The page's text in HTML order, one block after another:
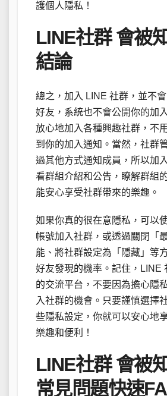
護個人隱私！
LINE社群 會被
結論
總之，加入 LINE 社群，並不
好友，系統也不會公開你的加
放心地加入各種興趣社群，不
到你的加入通知。當然，社群
過其他方式通知成員，所以加
看群組介紹和公告，瞭解群組
能安心享受社群帶來的樂趣。
如果你真的很在意隱私，可以
帳號加入社群，或透過關閉「
能、將社群設定為「隱藏」等
好友發現的機率。記住，LINE
的交流平台，不要因為擔心隱
入社群的機會。只要謹慎選擇
些隱私設定，你就可以安心地
樂趣和便利！
LINE社群 會被
常見問題快速